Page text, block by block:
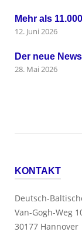
Mehr als
12. Juni 2026
Der neue
28. Mai 2026
KONTAKT
Deutsch-
Van-Gogh-Weg
30177 Hannover